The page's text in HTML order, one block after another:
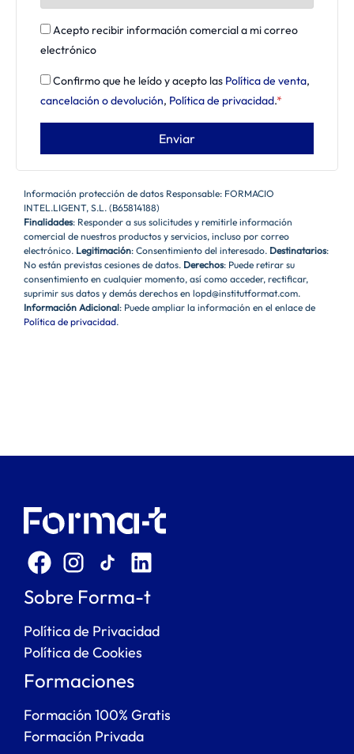
Acepto recibir información comercial a mi correo
electrónico
Confirmo que he leído y acepto las Política de venta,
cancelación o devolución, Política de privacidad.*
Información protección de datos Responsable: FORMACIO
INTEL.LIGENT, S.L. (B65814188)
Finalidades: Responder a sus solicitudes y remitirle información
comercial de nuestros productos y servicios, incluso por correo
electrónico. Legitimación: Consentimiento del interesado. Destinatarios:
No están previstas cesiones de datos. Derechos: Puede retirar su
consentimiento en cualquier momento, así como acceder, rectificar,
suprimir sus datos y demás derechos en lopd@institutformat.com.
Información Adicional: Puede ampliar la información en el enlace de
Política de privacidad.
Sobre Forma-t
Política de Privacidad
Política de Cookies
Formaciones
Formación 100% Gratis
Formación Privada